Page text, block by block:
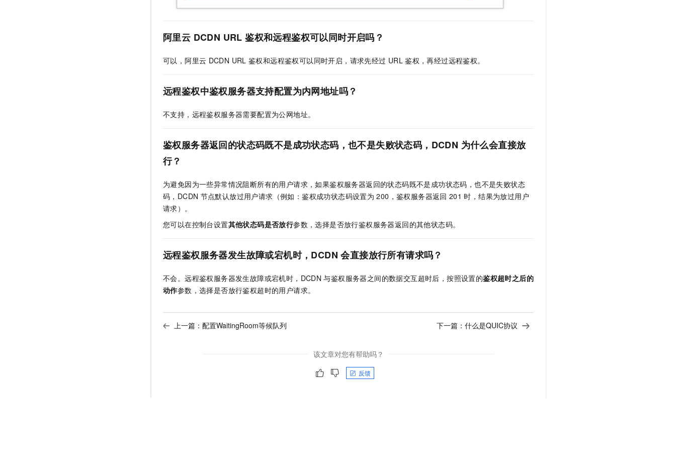
阿里云 DCDN URL 鉴权和远程鉴权可以同时开启吗？
可以，阿里云 DCDN URL 鉴权和远程鉴权可以同时开启，请求先经过 URL 鉴权，再经过远程鉴权。
远程鉴权中鉴权服务器支持配置为内网地址吗？
不支持，远程鉴权服务器需要配置为公网地址。
鉴权服务器返回的状态码既不是成功状态码，也不是失败状态码，DCDN 为什么会直接放
行？
为避免因为一些异常情况阻断所有的用户请求，如果鉴权服务器返回的状态码既不是成功状态码，也不是失败状态
码，DCDN 节点默认放过用户请求（例如：鉴权成功状态码设置为 200，鉴权服务器返回 201 时，结果为放过用户
请求）。
您可以在控制台设置其他状态码是否放行参数，选择是否放行鉴权服务器返回的其他状态码。
远程鉴权服务器发生故障或宕机时，DCDN 会直接放行所有请求吗？
不会。远程鉴权服务器发生故障或宕机时，DCDN 与鉴权服务器之间的数据交互超时后，按照设置的鉴权超时之后的
动作参数，选择是否放行鉴权超时的用户请求。
上一篇： 配置WaitingRoom等候队列 下一篇： 什么是QUIC协议
该文章对您有帮助吗？
反馈